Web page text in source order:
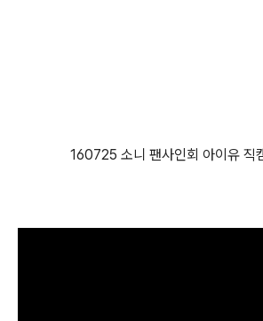
160725 소니 팬사인회 아이유 직